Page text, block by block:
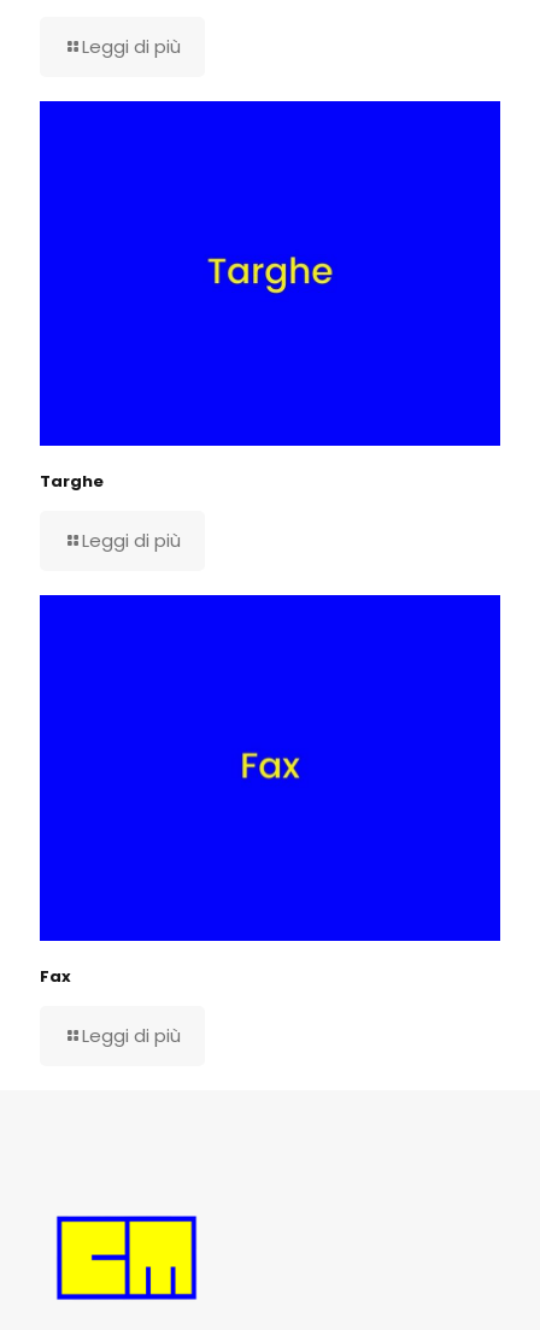
Leggi di più
Targhe
Leggi di più
Fax
Leggi di più